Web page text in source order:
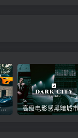
高级汽车电影质感Lr调色教程，手机滤镜PS+Lightroom预设下载！